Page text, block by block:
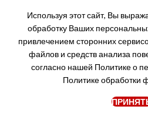
Согласие на
персональных
Используя этот сайт, Вы
обработку Ваших
привлечением сторонних
файлов и средств анализа
согласно нашей Политике о
Политике обработки